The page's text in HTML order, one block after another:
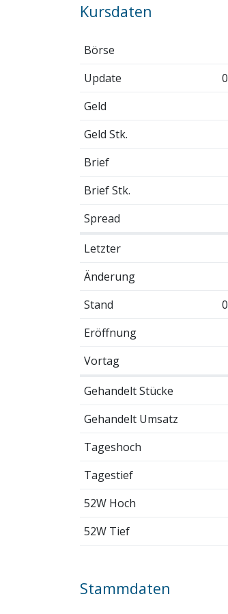
Kursdaten
Börse
Update
Geld
Geld Stk.
Brief
Brief Stk.
Spread
Letzter
Änderung
Stand
Eröffnung
Vortag
Gehandelt Stücke
Gehandelt Umsatz
Tageshoch
Tagestief
52W Hoch
52W Tief
Stammdaten